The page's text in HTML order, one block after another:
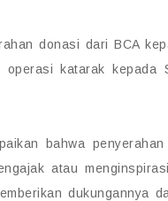
donasi dari BCA
katarak kepada
bahwa
atau
dukungannya